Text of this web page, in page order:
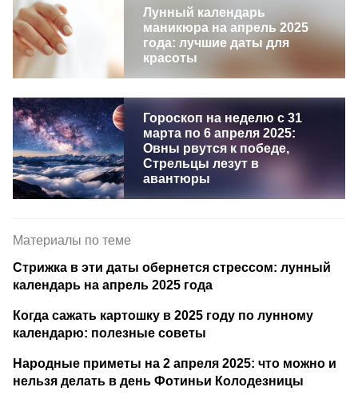
Лунный календарь
маникюра на апрель 2025
года: лучшие даты для
красоты
Гороскоп на неделю с 31
марта по 6 апреля 2025:
Овны рвутся к победе,
Стрельцы лезут в
авантюры
Материалы по теме
Стрижка в эти даты обернется стрессом: лунный
календарь на апрель 2025 года
Когда сажать картошку в 2025 году по лунному
календарю: полезные советы
Народные приметы на 2 апреля 2025: что можно и
нельзя делать в день Фотиньи Колодезницы